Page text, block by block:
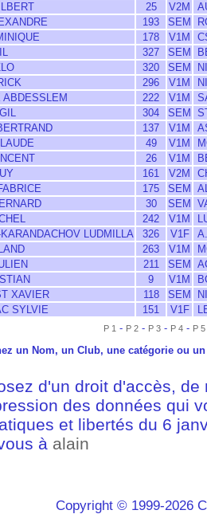
25 V2M
193 SEM
178 V1M
327 SEM
320 SEM
296 V1M
ABDESSLEM 222 V1M
304 SEM
137 V1M
49 V1M
26 V1M
161 V2M
175 SEM
30 SEM
242 V1M
LUDMILLA 326 V1F
263 V1M
211 SEM
9 V1M
XAVIER 118 SEM
SYLVIE 151 V1F
P 1 - P 2 - P 3 - P 4 - P 5
un Nom, un Club, une catégorie ou
d'un droit d'accès,
des données qui
et libertés du 6
à alain
Copyright © 1999-2026